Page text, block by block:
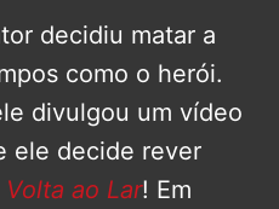
decidiu matar a
como o herói.
divulgou um vídeo
ele decide rever
ao Lar! Em